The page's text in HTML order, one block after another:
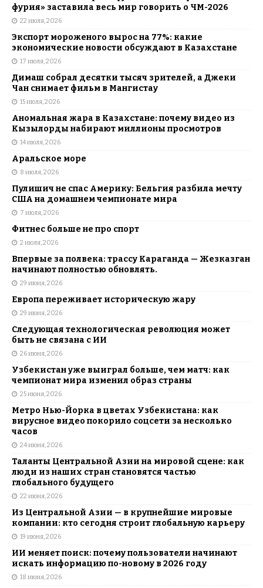
фурия» заставила весь мир говорить о ЧМ-2026
22 июля, 2026
Экспорт мороженого вырос на 77%: какие
экономические новости обсуждают в Казахстане
17 июля, 2026
Димаш собрал десятки тысяч зрителей, а Джеки
Чан снимает фильм в Мангистау
15 июля, 2026
Аномальная жара в Казахстане: почему видео из
Кызылорды набирают миллионы просмотров
14 июля, 2026
Аральское море
8 июля, 2026
Пулишич не спас Америку: Бельгия разбила мечту
США на домашнем чемпионате мира
7 июля, 2026
Фитнес больше не про спорт
2 июля, 2026
Впервые за полвека: трассу Караганда — Жезказган
начинают полностью обновлять.
29 июня, 2026
Европа переживает историческую жару
29 июня, 2026
Следующая технологическая революция может
быть не связана с ИИ
26 июня, 2026
Узбекистан уже выиграл больше, чем матч: как
чемпионат мира изменил образ страны
25 июня, 2026
Метро Нью-Йорка в цветах Узбекистана: как
вирусное видео покорило соцсети за несколько
часов
24 июня, 2026
Таланты Центральной Азии на мировой сцене: как
люди из наших стран становятся частью
глобального будущего
22 июня, 2026
Из Центральной Азии — в крупнейшие мировые
компании: кто сегодня строит глобальную карьеру
19 июня, 2026
ИИ меняет поиск: почему пользователи начинают
искать информацию по-новому в 2026 году
18 июня, 2026